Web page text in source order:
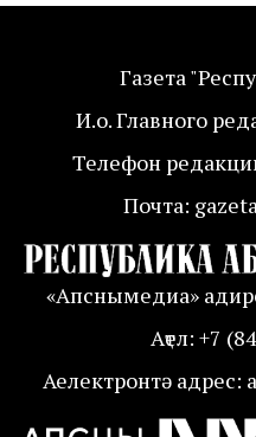
Газета
И.о. Главного
Телефон
Почта:
«Апснымедиа»
Аҭел: +7
Аелектронтә адрес: